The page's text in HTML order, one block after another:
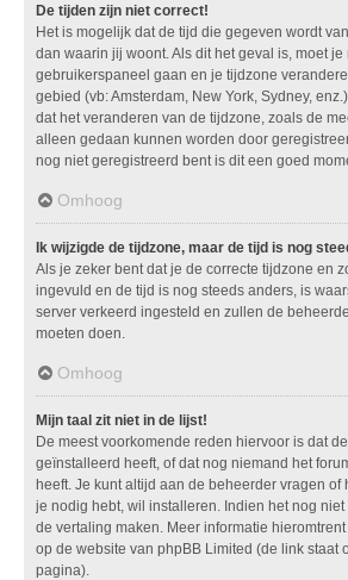
De tijden zijn niet correct!
Het is mogelijk dat de tijd die gegeven wordt
dan waarin jij woont. Als dit het geval is, moet je
gebruikerspaneel gaan en je tijdzone
gebied (vb: Amsterdam, New York, Sydney,
dat het veranderen van de tijdzone, zoals de
alleen gedaan kunnen worden door
nog niet geregistreerd bent is dit een goed
Omhoog
Ik wijzigde de tijdzone, maar de tijd is nog
Als je zeker bent dat je de correcte tijdzone en
ingevuld en de tijd is nog steeds anders, is
server verkeerd ingesteld en zullen de
moeten doen.
Omhoog
Mijn taal zit niet in de lijst!
De meest voorkomende reden hiervoor is dat
geïnstalleerd heeft, of dat nog niemand het
heeft. Je kunt altijd aan de beheerder vragen of
je nodig hebt, wil installeren. Indien het nog
de vertaling maken. Meer informatie
op de website van phpBB Limited (de link staat
pagina).